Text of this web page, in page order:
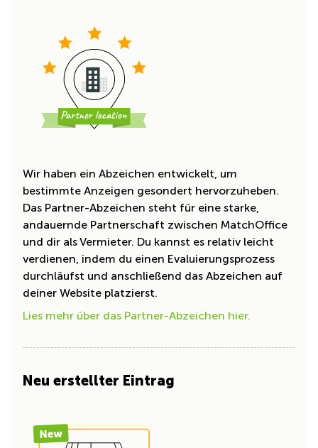
Wir haben ein Abzeichen entwickelt, um
bestimmte Anzeigen gesondert hervorzuheben.
Das Partner-Abzeichen steht für eine starke,
andauernde Partnerschaft zwischen MatchOffice
und dir als Vermieter. Du kannst es relativ leicht
verdienen, indem du einen Evaluierungsprozess
durchläufst und anschließend das Abzeichen auf
deiner Website platzierst.
Lies mehr über das Partner-Abzeichen hier.
Neu erstellter Eintrag